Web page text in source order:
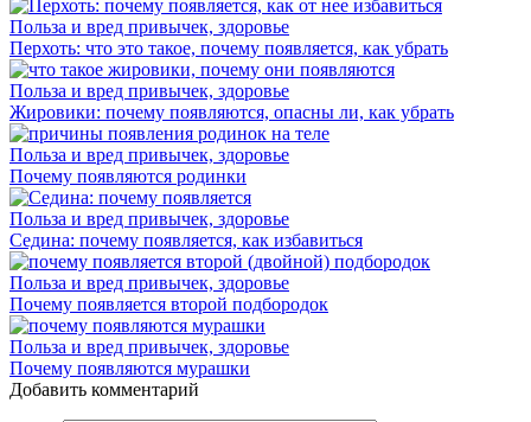
Польза и вред привычек, здоровье
Перхоть: что это такое, почему появляется, как убрать
Польза и вред привычек, здоровье
Жировики: почему появляются, опасны ли, как убрать
Польза и вред привычек, здоровье
Почему появляются родинки
Польза и вред привычек, здоровье
Седина: почему появляется, как избавиться
Польза и вред привычек, здоровье
Почему появляется второй подбородок
Польза и вред привычек, здоровье
Почему появляются мурашки
Добавить комментарий